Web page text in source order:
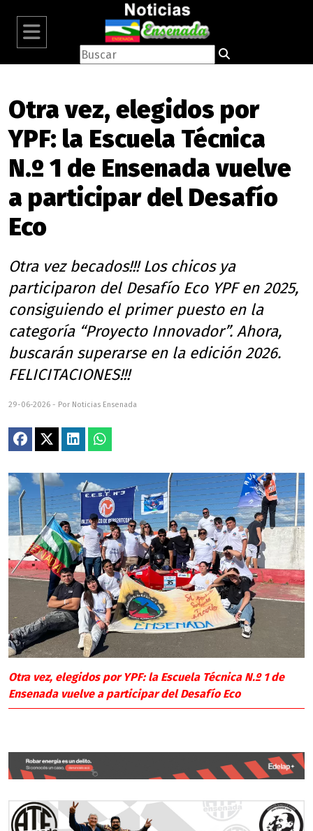
Otra vez, elegidos por
YPF: la Escuela Técnica
N.º 1 de Ensenada vuelve
a participar del Desafío
Eco
Otra vez becados!!! Los chicos ya
participaron del Desafío Eco YPF en 2025,
consiguiendo el primer puesto en la
categoría “Proyecto Innovador”. Ahora,
buscarán superarse en la edición 2026.
FELICITACIONES!!!
29-06-2026 - Por Noticias Ensenada
Otra vez, elegidos por YPF: la Escuela Técnica N.º 1 de
Ensenada vuelve a participar del Desafío Eco